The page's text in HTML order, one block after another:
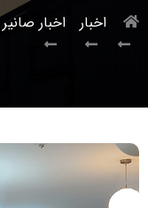
اخبار اخبار صانیر